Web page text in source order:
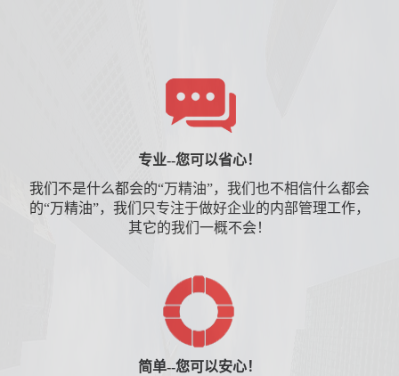
专业--您可以省心！
我们不是什么都会的“万精油”，我们也不相信什么都会
的“万精油”，我们只专注于做好企业的内部管理工作，
其它的我们一概不会！
简单--您可以安心！